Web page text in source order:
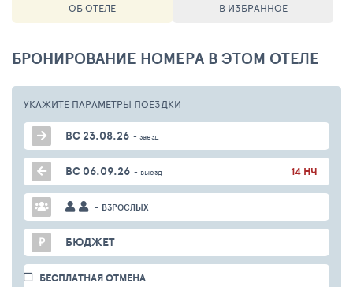
ОБ ОТЕЛЕ В ИЗБРАННОЕ
БРОНИРОВАНИЕ НОМЕРА В ЭТОМ ОТЕЛЕ
УКАЖИТЕ ПАРАМЕТРЫ ПОЕЗДКИ
ВС 23.08.26 - заезд
ВС 06.09.26 - выезд 14 НЧ
- ВЗРОСЛЫХ
₽ БЮДЖЕТ
БЕСПЛАТНАЯ ОТМЕНА